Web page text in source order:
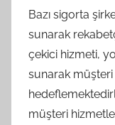
Bazı sigorta
sunarak
çekici hizmeti,
sunarak müşteri
müşteri